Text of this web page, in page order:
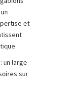
et
: un large
sur